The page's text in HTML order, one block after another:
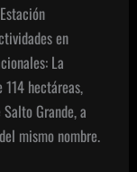
en
La
hectáreas,
Grande, a
mismo nombre.